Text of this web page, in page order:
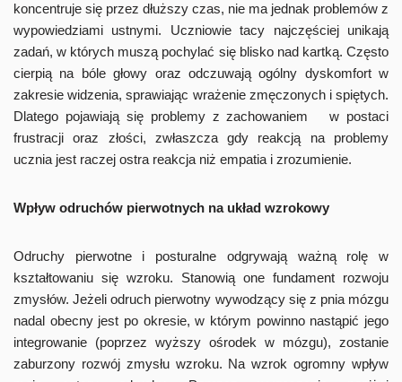
koncentruje się przez dłuższy czas, nie ma jednak problemów z
wypowiedziami ustnymi. Uczniowie tacy najczęściej unikają
zadań, w których muszą pochylać się blisko nad kartką. Często
cierpią na bóle głowy oraz odczuwają ogólny dyskomfort w
zakresie widzenia, sprawiając wrażenie zmęczonych i spiętych.
Dlatego pojawiają się problemy z zachowaniem w postaci
frustracji oraz złości, zwłaszcza gdy reakcją na problemy
ucznia jest raczej ostra reakcja niż empatia i zrozumienie.
Wpływ odruchów pierwotnych na układ wzrokowy
Odruchy pierwotne i posturalne odgrywają ważną rolę w
kształtowaniu się wzroku. Stanowią one fundament rozwoju
zmysłów. Jeżeli odruch pierwotny wywodzący się z pnia mózgu
nadal obecny jest po okresie, w którym powinno nastąpić jego
integrowanie (poprzez wyższy ośrodek w mózgu), zostanie
zaburzony rozwój zmysłu wzroku. Na wzrok ogromny wpływ